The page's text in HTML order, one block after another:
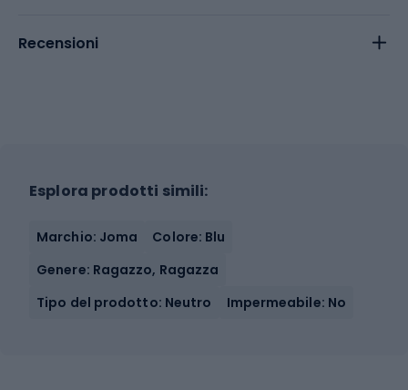
Recensioni
Esplora prodotti simili:
Marchio: Joma
Colore: Blu
Genere: Ragazzo, Ragazza
Tipo del prodotto: Neutro
Impermeabile: No